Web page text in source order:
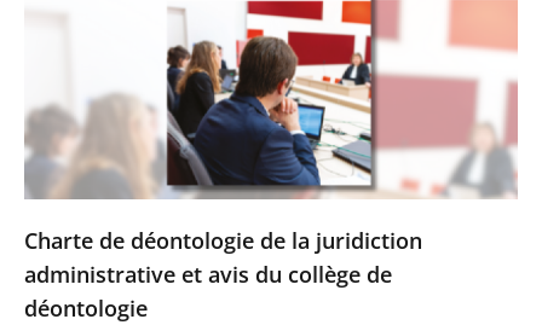
Charte de déontologie de la juridiction
administrative et avis du collège de
déontologie